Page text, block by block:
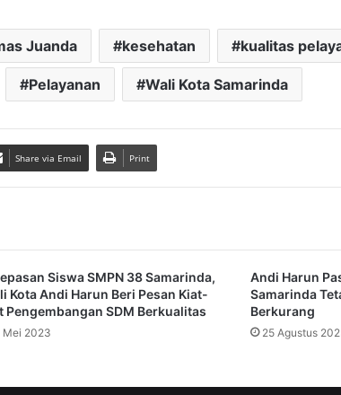
Juanda kesehatan kualitas
Pelayanan Wali Kota Samarinda
Share via Email Print
Siswa SMPN 38 Samarinda,
Kota Andi Harun Beri Pesan Kiat-
Pengembangan SDM Berkualitas
Mei 2023
Andi Harun
Samarinda
Berkurang
25 Agustus